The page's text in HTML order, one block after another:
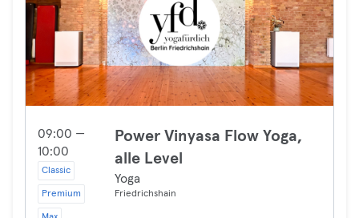
09:00 —
10:00
Classic
Premium
Power Vinyasa Flow Yoga,
alle Level
Yoga
Friedrichshain